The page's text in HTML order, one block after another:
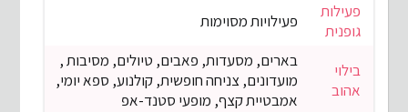
פעילות
גופנית
פעילויות מסוימות
בילוי
אהוב
בארים, מסעדות, פאבים, טיולים, מסיבות ,
מועדונים, צניחה חופשית, קולנוע, ספא יומי,
אמבטיית קצף, מופעי סטנד-אפ